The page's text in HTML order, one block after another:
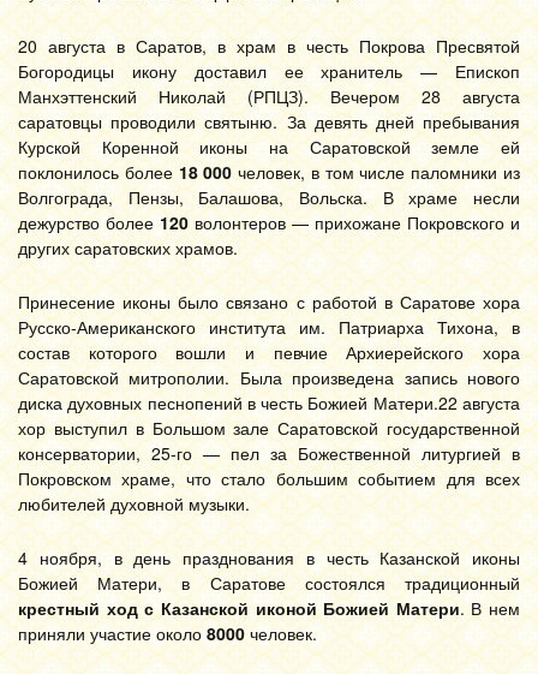
20 августа в Саратов, в храм в честь Покрова Пресвятой
Богородицы икону доставил ее хранитель — Епископ
Манхэттенский Николай (РПЦЗ). Вечером 28 августа
саратовцы проводили святыню. За девять дней пребывания
Курской Коренной иконы на Саратовской земле ей
поклонилось более 18 000 человек, в том числе паломники из
Волгограда, Пензы, Балашова, Вольска. В храме несли
дежурство более 120 волонтеров — прихожане Покровского и
других саратовских храмов.
Принесение иконы было связано с работой в Саратове хора
Русско-Американского института им. Патриарха Тихона, в
состав которого вошли и певчие Архиерейского хора
Саратовской митрополии. Была произведена запись нового
диска духовных песнопений в честь Божией Матери.22 августа
хор выступил в Большом зале Саратовской государственной
консерватории, 25-го — пел за Божественной литургией в
Покровском храме, что стало большим событием для всех
любителей духовной музыки.
4 ноября, в день празднования в честь Казанской иконы
Божией Матери, в Саратове состоялся традиционный
крестный ход с Казанской иконой Божией Матери. В нем
приняли участие около8000 человек.